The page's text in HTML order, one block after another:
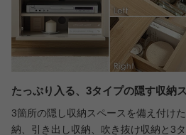
たっぷり入る、3タイプの隠す収納
3箇所の隠し収納スペースを備え付け
納、引き出し収納、吹き抜け収納と3